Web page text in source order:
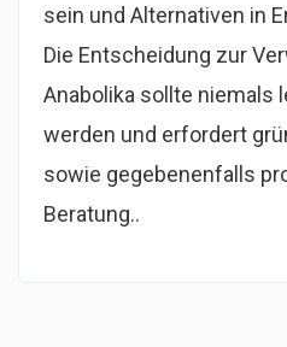
sein und Alternativen in
Die Entscheidung zur
Anabolika sollte
werden und erfordert
sowie gegebenenfalls
Beratung..